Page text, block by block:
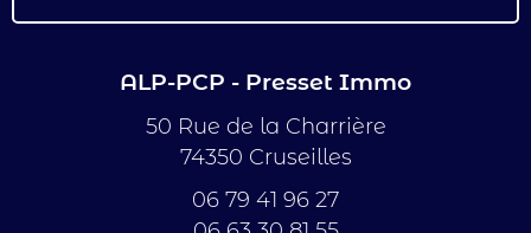
ALP-PCP - Presset Immo
50 Rue de la Charrière
74350 Cruseilles
06 79 41 96 27